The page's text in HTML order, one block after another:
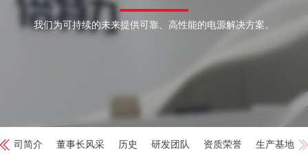
我们为可持续的未来提供可靠、高性能的电源解决方案。
公司简介 董事长风采 历史 研发团队 资质荣誉 生产基地